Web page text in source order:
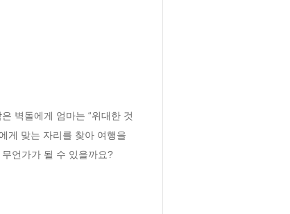
벽돌에게 엄마는 “위대한 것
게 맞는 자리를 찾아 여행을
언가가 될 수 있을까요?